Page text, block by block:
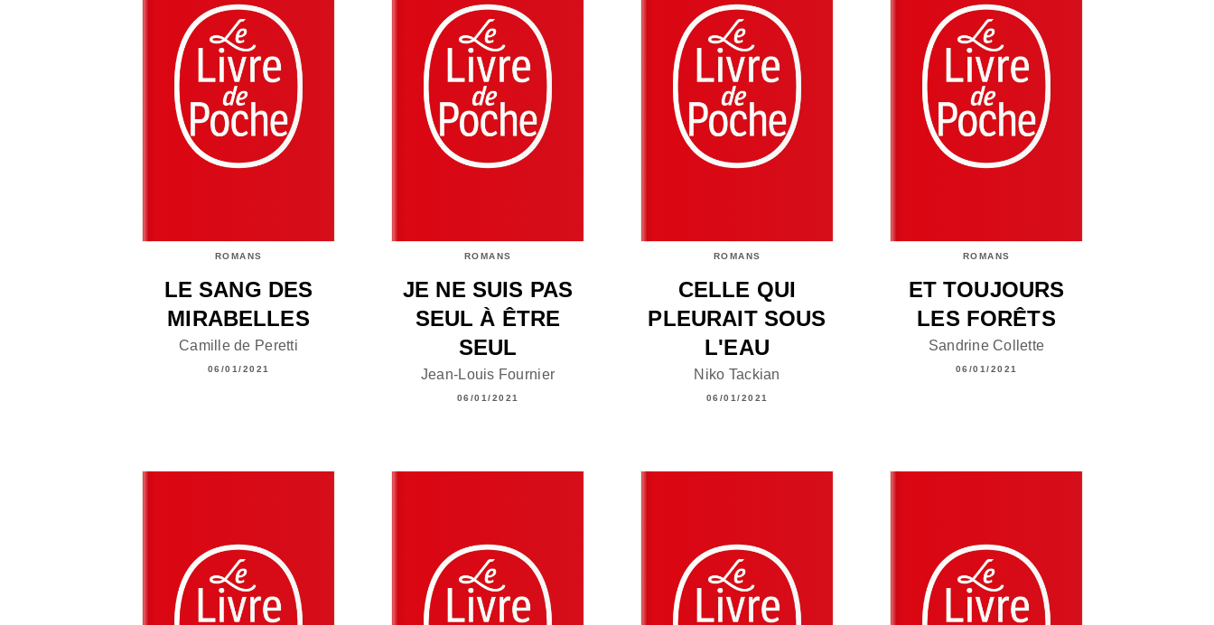
ROMANS
LE SANG DES
MIRABELLES
Camille de Peretti
06/01/2021
ROMANS
JE NE SUIS PAS
SEUL À ÊTRE
SEUL
Jean-Louis Fournier
06/01/2021
ROMANS
CELLE QUI
PLEURAIT SOUS
L'EAU
Niko Tackian
06/01/2021
ROMANS
ET TOUJOURS
LES FORÊTS
Sandrine Collette
06/01/2021